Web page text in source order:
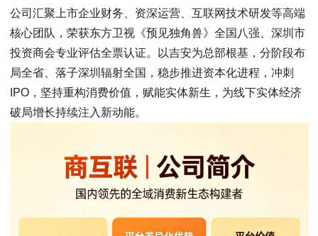
公司汇聚上市企业财务、资深运营、互联网技术研发等高端
核心团队，荣获东方卫视《预见独角兽》全国八强、深圳市
投资商会专业评估全票认证。以吉安为总部根基，分阶段布
局全省、落子深圳辐射全国，稳步推进资本化进程，冲刺
IPO，坚持重构消费价值，赋能实体新生，为线下实体经济
破局增长持续注入新动能。